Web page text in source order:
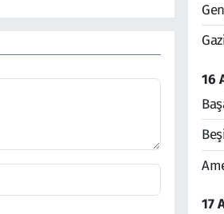
16
17